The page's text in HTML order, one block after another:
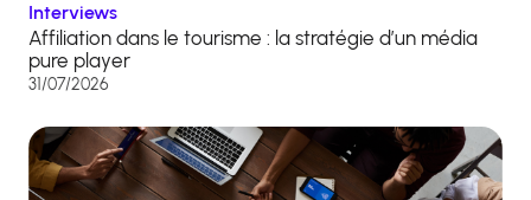
Interviews
Affiliation dans le tourisme : la stratégie d’un média
pure player
31/07/2026